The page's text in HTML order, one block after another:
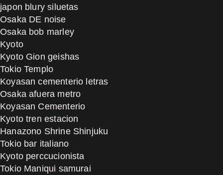
japon blury siluetas
Osaka DE noise
Osaka bob marley
Kyoto
Kyoto Gion geishas
Tokio Templo
Koyasan cementerio letras
Osaka afuera metro
Koyasan Cementerio
Kyoto tren estacion
Hanazono Shrine Shinjuku
Tokio bar italiano
Kyoto perccucionista
Tokio Maniqui samurai